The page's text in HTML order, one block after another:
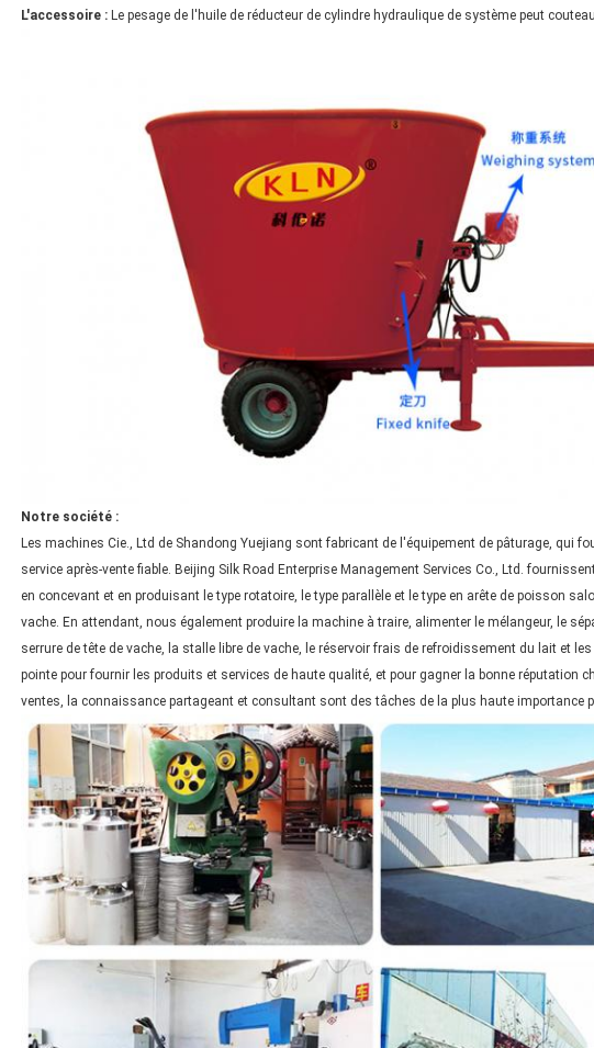
L'accessoire : Le pesage de l'huile de réducteur de cylindre hydraulique de système peut
Notre société :
Les machines Cie., Ltd de Shandong Yuejiang sont fabricant de l'équipement de pâturage, qui
service après-vente fiable. Beijing Silk Road Enterprise Management Services Co., Ltd.
en concevant et en produisant le type rotatoire, le type parallèle et le type en arête de poisson
vache. En attendant, nous également produire la machine à traire, alimenter le mélangeur, le
serrure de tête de vache, la stalle libre de vache, le réservoir frais de refroidissement du lait et
pointe pour fournir les produits et services de haute qualité, et pour gagner la bonne réputation
ventes, la connaissance partageant et consultant sont des tâches de la plus haute importance